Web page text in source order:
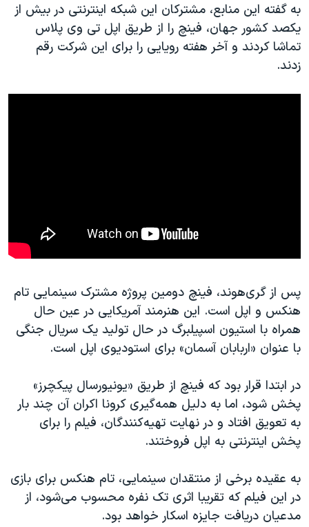
به گفته این منابع، مشترکان این شبکه اینترنتی در بیش از
یکصد کشور جهان، فینچ را از طریق اپل تی وی پلاس
تماشا کردند و آخر هفته رویایی را برای این شرکت رقم
زدند.
پس از گری‌هوند، فینچ دومین پروژه مشترک سینمایی تام
هنکس و اپل است. این هنرمند آمریکایی در عین حال
همراه با استیون اسپیلبرگ در حال تولید یک سریال جنگی
با عنوان «اربابان آسمان» برای استودیوی اپل است.
در ابتدا قرار بود که فینچ از طریق «یونیورسال پیکچرز»
پخش شود، اما به دلیل همه‌گیری کرونا اکران آن چند بار
به تعویق افتاد و در نهایت تهیه‌کنندگان، فیلم را برای
پخش اینترنتی به اپل فروختند.
به عقیده برخی از منتقدان سینمایی، تام هنکس برای بازی
در این فیلم که تقریبا اثری تک نفره محسوب می‌شود، از
مدعیان دریافت جایزه اسکار خواهد بود.